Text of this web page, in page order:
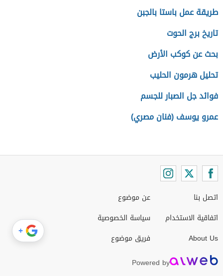
طريقة عمل باستا بالجبن
تاريخ برج الحوت
بحث عن كوكب الأرض
تحليل هرمون الحليب
فوائد جل الصبار للجسم
عمرو يوسف (فنان مصري)
اتصل بنا
اتفاقية الاستخدام
About Us
عن موضوع
سياسة الخصوصية
فريق موضوع
Powered by
+